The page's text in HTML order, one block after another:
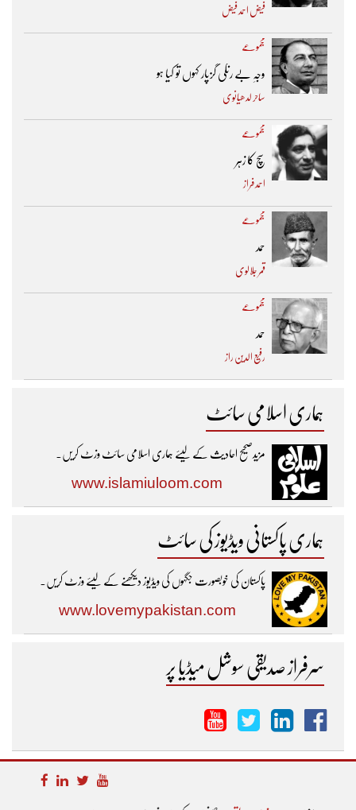
فیض احمد فیض
مجموعے
وجہِ بے رنگی گزپار کہوں تو کیا ہو
ساحر لدھیانوی
مجموعے
سچ کا زہر
احمد فراز
مجموعے
حمد
قمر جلالوی
مجموعے
حمد
رفیع الدین راز
ہماری اسلامی سائٹ
مزیدصحیح احادیث کے لیئے ہماری اسلامی سائٹ وزٹ کریں۔
www.islamiuloom.com
ہماری پاکستانی ویڈیوز کی سائٹ
پاکستان کی خوبصورت جگہوں کی ویڈیوز دیکھنے کے لیئے وزٹ کریں۔
www.lovemypakistan.com
سرفراز صدیقی سوشل میڈیا پر